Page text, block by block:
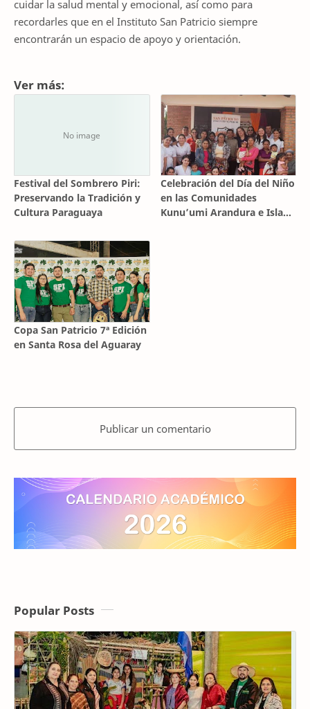
cuidar la salud mental y emocional, así como para
recordarles que en el Instituto San Patricio siempre
encontrarán un espacio de apoyo y orientación.
Ver más:
Festival del Sombrero Piri:
Preservando la Tradición y
Cultura Paraguaya
Celebración del Día del Niño
en las Comunidades
Kunu’umi Arandura e Isla
Copa San Patricio 7ª Edición
en Santa Rosa del Aguaray
Publicar un comentario
Popular Posts